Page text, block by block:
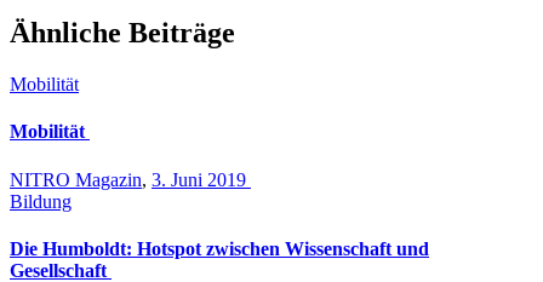
Ähnliche Beiträge
Mobilität
Mobilität
NITRO Magazin, 3. Juni 2019
Bildung
Die Humboldt: Hotspot zwischen Wissenschaft und
Gesellschaft